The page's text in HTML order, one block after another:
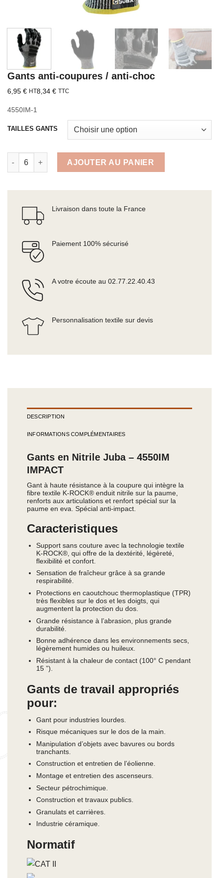
Gants anti-coupures / anti-choc
6,95 € HT8,34 € TTC
4550IM-1
TAILLES GANTS
AJOUTER AU PANIER
Livraison dans toute la France
Paiement 100% sécurisé
A votre écoute au 02.77.22.40.43
Personnalisation textile sur devis
DESCRIPTION
INFORMATIONS COMPLÉMENTAIRES
Gants en Nitrile Juba – 4550IM
IMPACT
Gant à haute résistance à la coupure qui intègre la
fibre textile K-ROCK® enduit nitrile sur la paume,
renforts aux articulations et renfort spécial sur la
paume en eva. Spécial anti-impact.
Caracteristiques
Support sans couture avec la technologie textile
K-ROCK®, qui offre de la dextérité, légèreté,
flexibilité et confort.
Sensation de fraîcheur grâce à sa grande
respirabilité.
Protections en caoutchouc thermoplastique (TPR)
très flexibles sur le dos et les doigts, qui
augmentent la protection du dos.
Grande résistance à l’abrasion, plus grande
durabilité.
Bonne adhérence dans les environnements secs,
légèrement humides ou huileux.
Résistant à la chaleur de contact (100° C pendant
15 ”).
Gants de travail appropriés
pour:
Gant pour industries lourdes.
Risque mécaniques sur le dos de la main.
Manipulation d’objets avec bavures ou bords
tranchants.
Construction et entretien de l’éolienne.
Montage et entretien des ascenseurs.
Secteur pétrochimique.
Construction et travaux publics.
Granulats et carrières.
Industrie céramique.
Normatif